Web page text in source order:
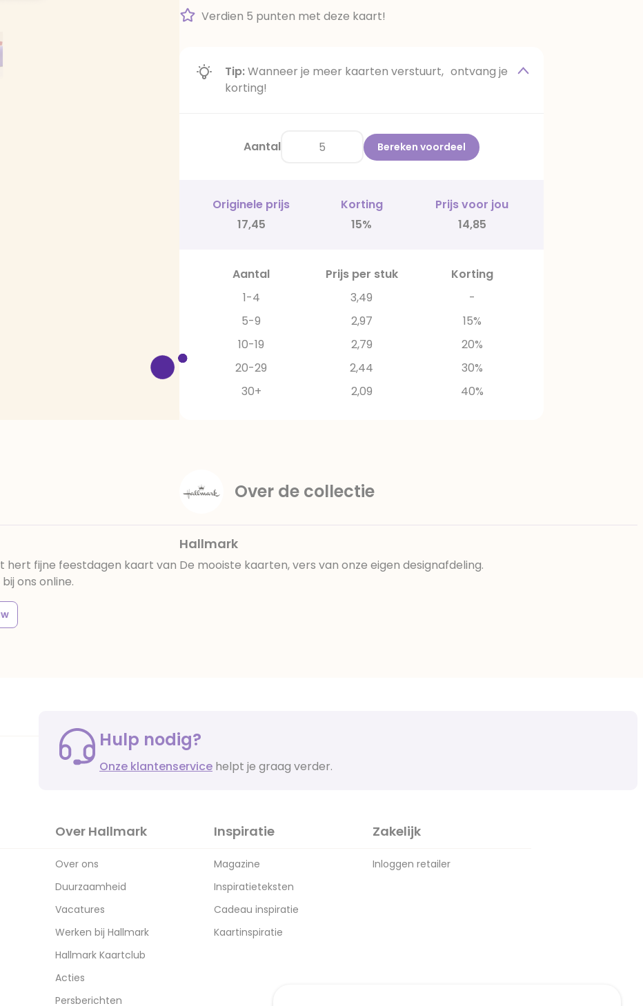
Verdien 5 punten met deze kaart!
Tip:Wanneer je meer kaarten verstuurt, ontvang je
korting!
Aantal Bereken voordeel
Originele prijs Korting
Prijs voor jou
17,45
15% 14,85
Aantal Prijs per stuk
Korting
1-4
3,49
-
5-9
2,97
15%
10-19
2,79
20%
20-29
2,44
30%
30+
2,09 40%
hert fijne feestdagen kaart van
ons online.
Over de collectie
Hallmark
De mooiste kaarten, vers van onze eigen designafdeling.
Hulp nodig?
Onze klantenservice helpt je graag verder.
Over Hallmark
Over ons
Duurzaamheid
Vacatures
Werken bij Hallmark
Hallmark Kaartclub
Acties
Persberichten
Inspiratie
Magazine
Inspiratieteksten
Cadeau inspiratie
Kaartinspiratie
Zakelijk
Inloggen retailer